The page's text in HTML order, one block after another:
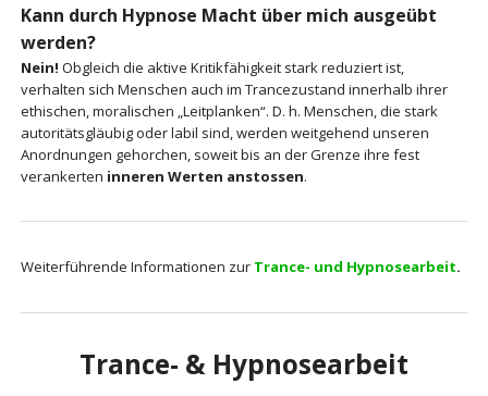
Kann durch Hypnose Macht über mich ausgeübt
werden?
Nein! Obgleich die aktive Kritikfähigkeit stark reduziert ist,
verhalten sich Menschen auch im Trancezustand innerhalb ihrer
ethischen, moralischen „Leitplanken“. D. h. Menschen, die stark
autoritätsgläubig oder labil sind, werden weitgehend unseren
Anordnungen gehorchen, soweit bis an der Grenze ihre fest
verankerten inneren Werten anstossen.
Weiterführende Informationen zur Trance- und Hypnosearbeit.
Trance- & Hypnosearbeit